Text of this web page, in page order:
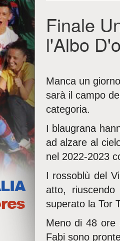
Finale
l'Albo
Manca un
sarà il campo
categoria.
I blaugrana
ad alzare al
nel 2022-2023
I rossoblù del
atto,
superato la Tor
Meno di 48 ore
Fabi sono